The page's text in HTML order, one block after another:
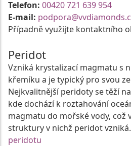
Telefon: 00420 721 639 954
E-mail:
Případně využijte kontaktního
Peridot
Vzniká krystalizací magmatu s
křemíku a je typický pro svou
Nejkvalitnější peridoty se těží
kde dochází k roztahování
magmatu do mořské vody, což
struktury v nichž peridot vzniká.
peridotu